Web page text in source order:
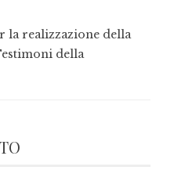
la realizzazione della
della